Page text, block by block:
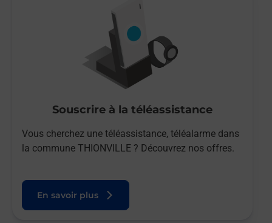
Souscrire à la téléassistance
Vous cherchez une téléassistance, téléalarme dans
la commune THIONVILLE ? Découvrez nos offres.
En savoir plus